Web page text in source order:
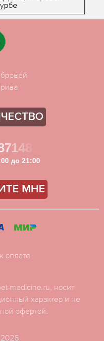
до 21:00
МНЕ
medicine.ru, носит
характер и не
офертой.
оплате